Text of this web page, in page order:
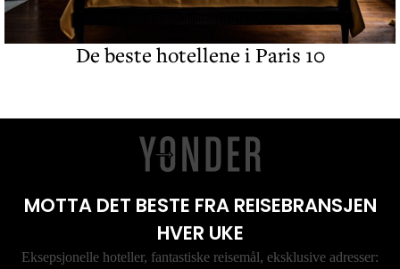
De beste hotellene i Paris 10
MOTTA DET BESTE FRA REISEBRANSJEN
HVER UKE
Eksepsjonelle hoteller, fantastiske reisemål, eksklusive adresser: